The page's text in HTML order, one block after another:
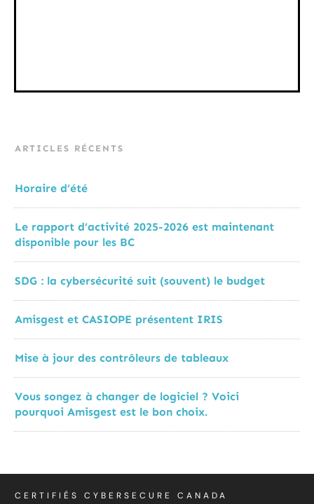
ARTICLES RÉCENTS
Horaire d’été
Le rapport d’activité 2025-2026 est maintenant
disponible pour les BC
SDG : la cybersécurité suit (souvent) le budget
Amisgest et CASIOPE présentent IRIS
Mise à jour des contrôleurs de tableaux
Vous songez à changer de logiciel ? Voici
pourquoi Amisgest est le bon choix.
CERTIFIÉS CYBERSECURE CANADA